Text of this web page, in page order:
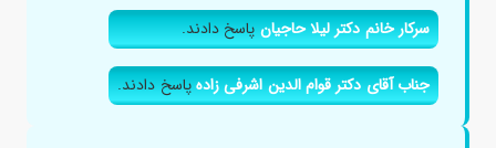
سرکار خانم دکتر لیلا حاجیانپاسخ دادند.
جناب آقای دکتر قوام الدین اشرفی زادهپاسخ دادند.